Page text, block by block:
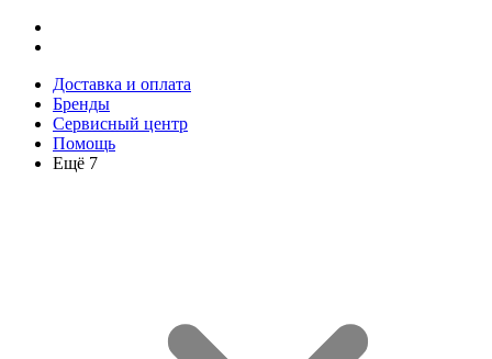
Доставка и оплата
Бренды
Сервисный центр
Помощь
Ещё 7